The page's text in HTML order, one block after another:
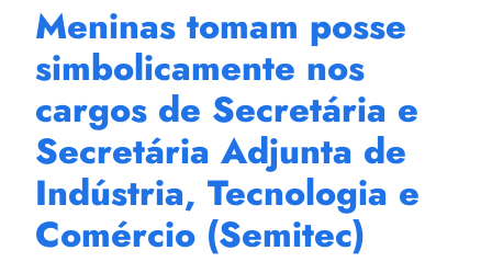
Meninas tomam posse
simbolicamente nos
cargos de Secretária e
Secretária Adjunta de
Indústria, Tecnologia e
Comércio (Semitec)